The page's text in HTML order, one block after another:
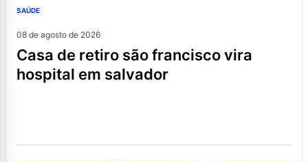
SAÚDE
08 de agosto de 2026
casa de retiro são francisco vira
hospital em salvador